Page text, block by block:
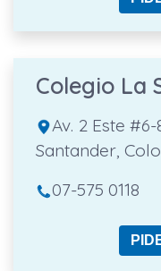
Colegio La
Av. 2 Este
Santander,
07-575 0118